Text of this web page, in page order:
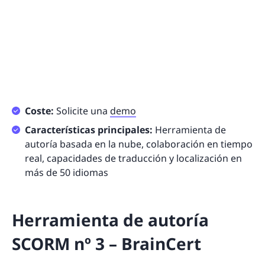
Coste: Solicite una demo
Características principales: Herramienta de
autoría basada en la nube, colaboración en tiempo
real, capacidades de traducción y localización en
más de 50 idiomas
Herramienta de autoría
SCORM nº 3 – BrainCert